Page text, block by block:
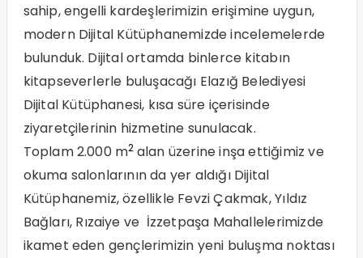
sahip, engelli kardeşlerimizin erişimine uygun,
modern Dijital Kütüphanemizde incelemelerde
bulunduk. Dijital ortamda binlerce kitabın
kitapseverlerle buluşacağı Elazığ Belediyesi
Dijital Kütüphanesi, kısa süre içerisinde
ziyaretçilerinin hizmetine sunulacak.
Toplam 2.000 m2 alan üzerine inşa ettiğimiz ve
okuma salonlarının da yer aldığı Dijital
Kütüphanemiz, özellikle Fevzi Çakmak, Yıldız
Bağları, Rızaiye ve İzzetpaşa Mahallelerimizde
ikamet eden gençlerimizin yeni buluşma noktası